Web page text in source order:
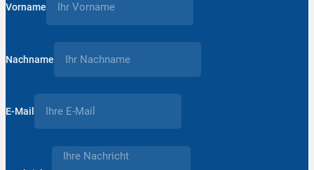
Vorname
Nachname
E-Mail